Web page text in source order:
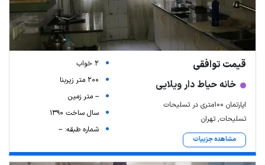
قیمت توافقی
خانه حیاط دار ویلایی
اپارتمان ۱۰۰متری در تسلیحات
تسلیحات, تهران
مشاهده جزییات
2 خواب
200 متر زیربنا
-- متر زمین
سال ساخت 1390
شماره طبقه: --